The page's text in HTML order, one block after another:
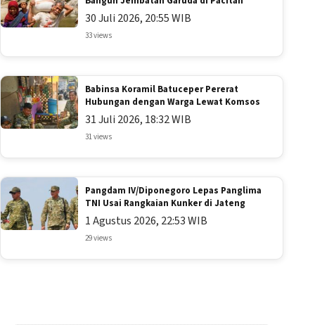
30 Juli 2026, 20:55 WIB
33 views
Babinsa Koramil Batuceper Pererat
Hubungan dengan Warga Lewat Komsos
31 Juli 2026, 18:32 WIB
31 views
Pangdam IV/Diponegoro Lepas Panglima
TNI Usai Rangkaian Kunker di Jateng
1 Agustus 2026, 22:53 WIB
29 views